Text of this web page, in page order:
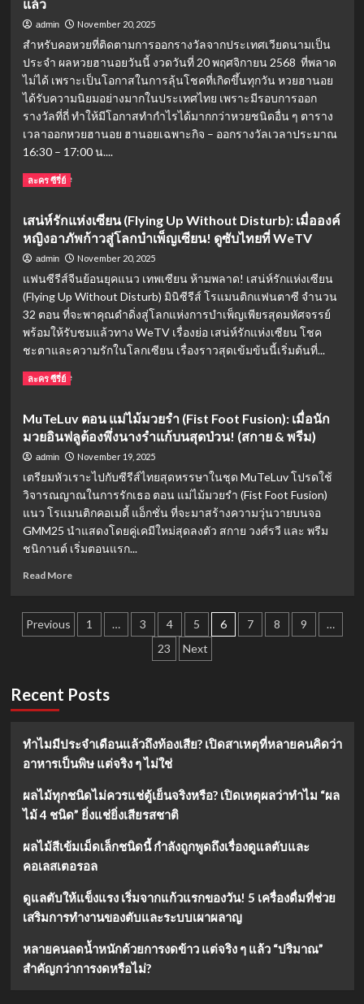
อาวุโส
เกาหลี
ผู้
เป็น
ที่รัก
ของ
ชาติ
หาย
ไหน?
เจาะ
ชีวิต
“โจ
ว
องค์
ดารา
ดัง
สู่
เศรษฐี
เกษตร
พัน
ล้าน
แล้ว
admin November 20, 2025
สำหรับคอหวยที่ติดตามการออกรางวัลจากประเทศเวียดนามเป็น
ประจำ ผลหวยฮานอยวันนี้ งวดวันที่ 20 พฤศจิกายน 2568 ที่พลาด
ไม่ได้ เพราะเป็นโอกาสในการลุ้นโชคที่เกิดขึ้นทุกวัน หวยฮานอย
ได้รับความนิยมอย่างมากในประเทศไทย เพราะมีรอบการออก
รางวัลที่ถี่ ทำให้มีโอกาสทำกำไรได้มากกว่าหวยชนิดอื่น ๆ ตาราง
เวลาออกหวยฮานอย ฮานอยเฉพาะกิจ – ออกรางวัลเวลาประมาณ
16:30 – 17:00 น....
Read MoreRead
คอ
หวย
ฮานอย
เฮ!
วัน
นี้
20
พฤศจิกายน
ออก
ละคร ซีรี่ย์
เสน่ห์รักแห่งเซียน (Flying Up Without Disturb): เมื่อองค์
หญิงอาภัพก้าวสู่โลกบำเพ็ญเซียน! ดูซับไทยที่ WeTV
admin November 20, 2025
แฟนซีรีส์จีนย้อนยุคแนว เทพเซียน ห้ามพลาด! เสน่ห์รักแห่งเซียน
(Flying Up Without Disturb) มินิซีรีส์ โรแมนติกแฟนตาซี จำนวน
32 ตอน ที่จะพาคุณดำดิ่งสู่โลกแห่งการบำเพ็ญเพียรสุดมหัศจรรย์
พร้อมให้รับชมแล้วทาง WeTV เรื่องย่อ เสน่ห์รักแห่งเซียน โชค
ชะตาและความรักในโลกเซียน เรื่องราวสุดเข้มข้นนี้เริ่มต้นที่...
Read MoreRead
เสน่ห์
รัก
แห่ง
(Flying
Up
Without
Disturb):
เมื่อ
หญิง
โลก
ซับ
WeTV
ละคร ซีรี่ย์
MuTeLuv ตอน แม่ไม้มวยรำ (Fist Foot Fusion): เมื่อนัก
มวยอินฟลูต้องพึ่งนางรำแก้บนสุดป่วน! (สกาย & พรีม)
admin November 19, 2025
เตรียมหัวเราะไปกับซีรีส์ไทยสุดหรรษาในชุด MuTeLuv โปรดใช้
วิจารณญาณในการรักเธอ ตอน แม่ไม้มวยรำ (Fist Foot Fusion)
แนว โรแมนติกคอเมดี้ แอ็กชั่น ที่จะมาสร้างความวุ่นวายบนจอ
GMM25 นำแสดงโดยคู่เคมีใหม่สุดลงตัว สกาย วงศ์รวี และ พรีม
ชนิกานต์ เริ่มตอนแรก...
Read MoreRead
MuTeLuv
ตอน
รำ
Fusion):
เมื่อ
มวย
ฟลู
พึ่ง
นางรำ
สุด
ป่วน!
&
Posts
Previous 1 … 3 4 5 6 7 8 9
…
23
Next
Recent Posts
ทำไมมีประจำเดือนแล้วถึงท้องเสีย? เปิดสาเหตุที่หลายคนคิดว่า
อาหารเป็นพิษ แต่จริง ๆ ไม่ใช่
ผลไม้ทุกชนิดไม่ควรแช่ตู้เย็นจริงหรือ? เปิดเหตุผลว่าทำไม “ผล
ไม้ 4 ชนิด” ยิ่งแช่ยิ่งเสียรสชาติ
ผลไม้สีเข้มเม็ดเล็กชนิดนี้ กำลังถูกพูดถึงเรื่องดูแลตับและ
คอเลสเตอรอล
ดูแลตับให้แข็งแรง เริ่มจากแก้วแรกของวัน! 5 เครื่องดื่มที่ช่วย
เสริมการทำงานของตับและระบบเผาผลาญ
หลายคนลดน้ำหนักด้วยการงดข้าว แต่จริง ๆ แล้ว “ปริมาณ”
สำคัญกว่าการงดหรือไม่?